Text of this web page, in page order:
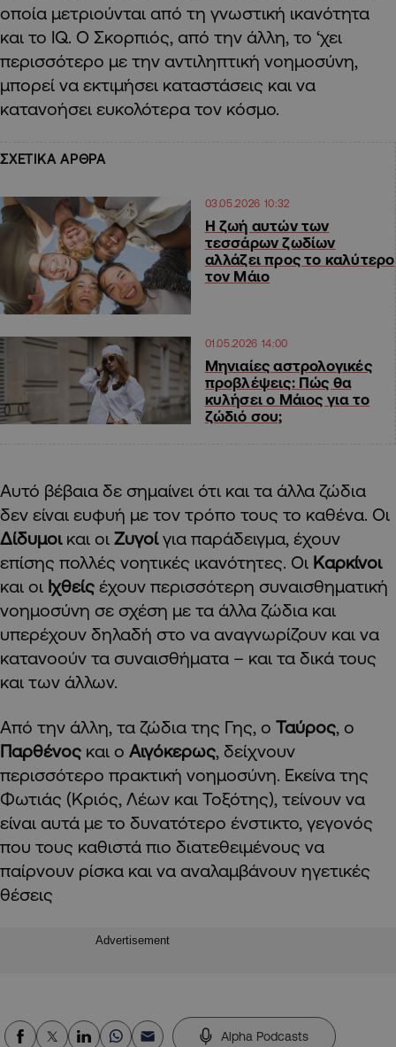
οποία μετριούνται από τη γνωστική ικανότητα
και το IQ. Ο Σκορπιός, από την άλλη, το ‘χει
περισσότερο με την αντιληπτική νοημοσύνη,
μπορεί να εκτιμήσει καταστάσεις και να
κατανοήσει ευκολότερα τον κόσμο.
ΣΧΕΤΙΚΑ ΑΡΘΡΑ
03.05.2026 10:32
Η ζωή αυτών των
τεσσάρων ζωδίων
αλλάζει προς το καλύτερο
τον Μάιο
01.05.2026 14:00
Μηνιαίες αστρολογικές
προβλέψεις: Πώς θα
κυλήσει ο Μάιος για το
ζώδιό σου;
Αυτό βέβαια δε σημαίνει ότι και τα άλλα ζώδια
δεν είναι ευφυή με τον τρόπο τους το καθένα. Οι
Δίδυμοι και οι Ζυγοίγια παράδειγμα, έχουν
επίσης πολλές νοητικές ικανότητες. Οι Καρκίνοι
και οι Ιχθείς έχουν περισσότερη συναισθηματική
νοημοσύνη σε σχέση με τα άλλα ζώδια και
υπερέχουν δηλαδή στο να αναγνωρίζουν και να
κατανοούν τα συναισθήματα – και τα δικά τους
και των άλλων.
Από την άλλη, τα ζώδια της Γης, ο Ταύρος , ο
Παρθένος και ο Αιγόκερως , δείχνουν
περισσότερο πρακτική νοημοσύνη. Εκείνα της
Φωτιάς (Κριός, Λέων και Τοξότης), τείνουν να
είναι αυτά με το δυνατότερο ένστικτο, γεγονός
που τους καθιστά πιο διατεθειμένους να
παίρνουν ρίσκα και να αναλαμβάνουν ηγετικές
θέσεις
Advertisement
Alpha Podcasts